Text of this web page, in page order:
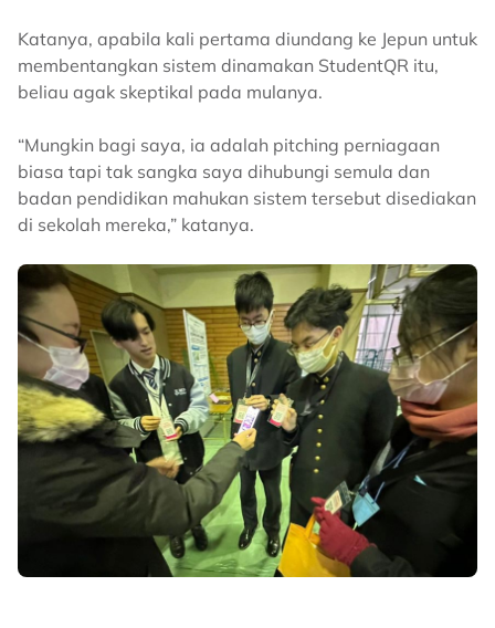
Katanya, apabila kali pertama diundang ke Jepun untuk
membentangkan sistem dinamakan StudentQR itu,
beliau agak skeptikal pada mulanya.
“Mungkin bagi saya, ia adalah pitching perniagaan
biasa tapi tak sangka saya dihubungi semula dan
badan pendidikan mahukan sistem tersebut disediakan
di sekolah mereka,” katanya.